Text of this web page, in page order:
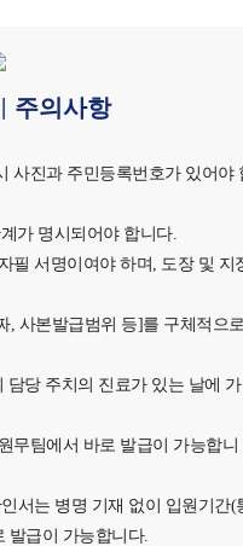
주의사항
사진과 주민등록번호가 있어야
가 명시되어야 합니다.
필 서명이여야 하며, 도장 및 지
, 사본발급범위 등]를 구체적으
담당 주치의 진료가 있는 날에 가
무팀에서 바로 발급이 가능합니
서는 병명 기재 없이 입원기간(
발급이 가능합니다.